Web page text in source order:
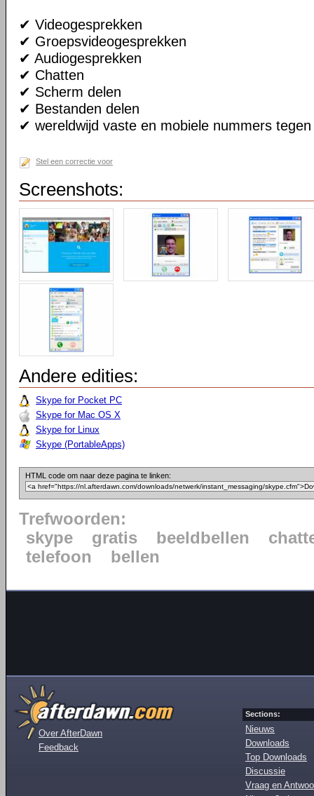
✔ Videogesprekken
✔ Groepsvideogesprekken
✔ Audiogesprekken
✔ Chatten
✔ Scherm delen
✔ Bestanden delen
✔ wereldwijd vaste en mobiele nummers
Stel een correctie voor
Screenshots:
Andere edities:
Skype for Pocket PC
Skype for Mac OS X
Skype for Linux
Skype (PortableApps)
HTML code om naar deze pagina te linken:
Trefwoorden:
skype
gratis beeldbellen
telefoon
bellen
Over AfterDawn
Feedback
Sections:
Nieuws
Downloads
Top Downloads
Discussie
Vraag en